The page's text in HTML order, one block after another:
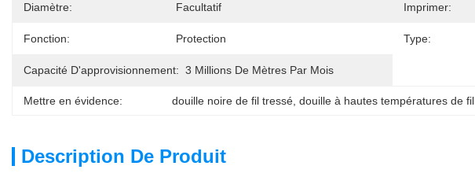
Diamètre: Facultatif Imprimer:
Fonction: Protection Type:
Capacité D'approvisionnement: 3 Millions De Mètres Par Mois
Mettre en évidence: douille noire de fil tressé, douille à hautes températures de fil
Description De Produit